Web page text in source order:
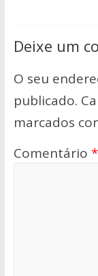
Deixe um
O seu
publicado.
marcados
Comentário *